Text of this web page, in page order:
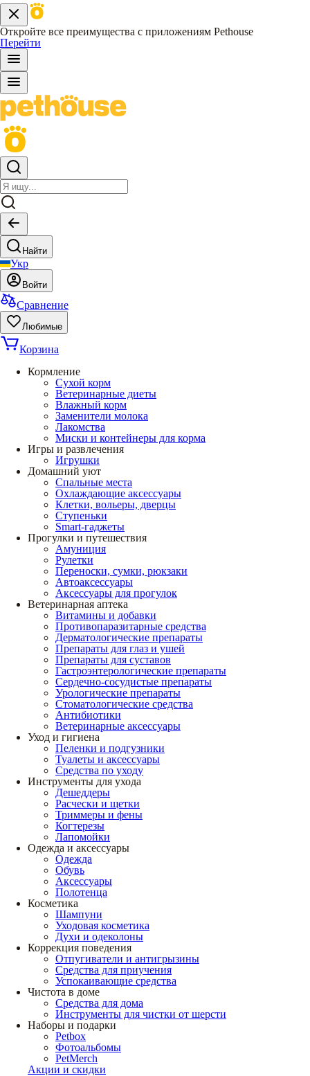
Откройте все преимущества с приложениям Pethouse
Перейти
Найти
Укр
Войти
Сравнение
Любимые
Корзина
Кормление
Сухой корм
Ветеринарные диеты
Влажный корм
Заменители молока
Лакомства
Миски и контейнеры для корма
Игры и развлечения
Игрушки
Домашний уют
Спальные места
Охлаждающие аксессуары
Клетки, вольеры, дверцы
Ступеньки
Smart-гаджеты
Прогулки и путешествия
Амуниция
Рулетки
Переноски, сумки, рюкзаки
Автоаксессуары
Аксессуары для прогулок
Ветеринарная аптека
Витамины и добавки
Противопаразитарные средства
Дерматологические препараты
Препараты для глаз и ушей
Препараты для суставов
Гастроэнтерологические препараты
Сердечно-сосудистые препараты
Урологические препараты
Стоматологические средства
Антибиотики
Ветеринарные аксессуары
Уход и гигиена
Пеленки и подгузники
Туалеты и аксессуары
Средства по уходу
Инструменты для ухода
Дешеддеры
Расчески и щетки
Триммеры и фены
Когтерезы
Лапомойки
Одежда и аксессуары
Одежда
Обувь
Аксессуары
Полотенца
Косметика
Шампуни
Уходовая косметика
Духи и одеколоны
Коррекция поведения
Отпугиватели и антигрызины
Средства для приучения
Успокаивающие средства
Чистота в доме
Средства для дома
Инструменты для чистки от шерсти
Наборы и подарки
Petbox
Фотоальбомы
PetMerch
Акции и скидки